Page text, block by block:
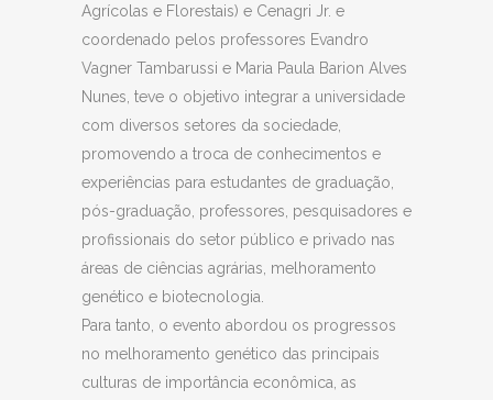
Agrícolas e Florestais) e Cenagri Jr. e
coordenado pelos professores Evandro
Vagner Tambarussi e Maria Paula Barion Alves
Nunes, teve o objetivo integrar a universidade
com diversos setores da sociedade,
promovendo a troca de conhecimentos e
experiências para estudantes de graduação,
pós-graduação, professores, pesquisadores e
profissionais do setor público e privado nas
áreas de ciências agrárias, melhoramento
genético e biotecnologia.
Para tanto, o evento abordou os progressos
no melhoramento genético das principais
culturas de importância econômica, as